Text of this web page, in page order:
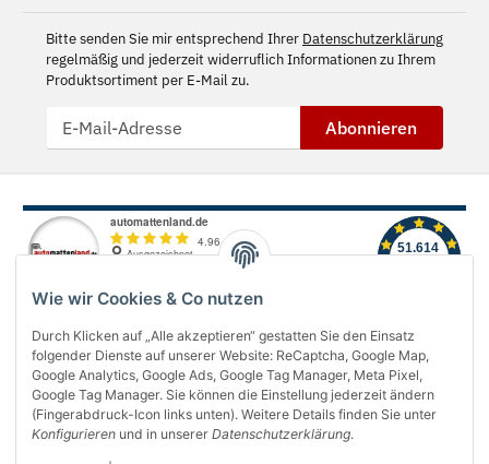
Wie wir Cookies & Co nutzen
Durch Klicken auf „Alle akzeptieren“ gestatten Sie den Einsatz
folgender Dienste auf unserer Website: ReCaptcha, Google Map,
Google Analytics, Google Ads, Google Tag Manager, Meta Pixel,
Google Tag Manager. Sie können die Einstellung jederzeit ändern
(Fingerabdruck-Icon links unten). Weitere Details finden Sie unter
Konfigurieren und in unserer Datenschutzerklärung.
Bitte senden Sie mir entsprechend Ihrer Datenschutzerklärung
regelmäßig und jederzeit widerruflich Informationen zu Ihrem
Produktsortiment per E-Mail zu.
Abonnieren
Über uns
Informationen